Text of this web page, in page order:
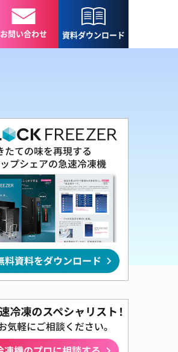
お問い合わせ 資料ダウンロード